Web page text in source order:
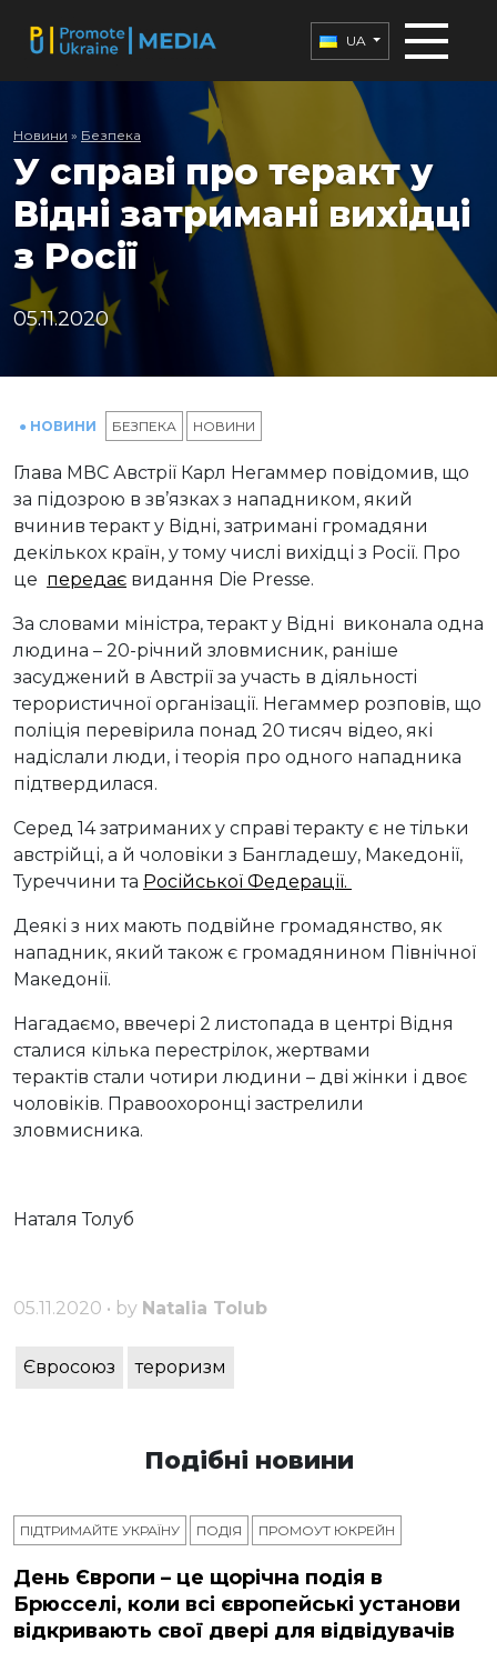
UA
Новини » Безпека
У справі про теракт у
Відні затримані вихідці
з Росії
05.11.2020
● НОВИНИ БЕЗПЕКА НОВИНИ
Глава МВС Австрії Карл Негаммер повідомив, що
за підозрою в зв’язках з нападником, який
вчинив теракт у Відні, затримані громадяни
декількох країн, у тому числі вихідці з Росії. Про
це передає видання Die Presse.
За словами міністра, теракт у Відні виконала одна
людина – 20-річний зловмисник, раніше
засуджений в Австрії за участь в діяльності
терористичної організації. Негаммер розповів, що
поліція перевірила понад 20 тисяч відео, які
надіслали люди, і теорія про одного нападника
підтвердилася.
Серед 14 затриманих у справі теракту є не тільки
австрійці, а й чоловіки з Бангладешу, Македонії,
Туреччини та Російської Федерації.
Деякі з них мають подвійне громадянство, як
нападник, який також є громадянином Північної
Македонії.
Нагадаємо, ввечері 2 листопада в центрі Відня
сталися кілька перестрілок, жертвами
терактів стали чотири людини – дві жінки і двоє
чоловіків. Правоохоронці застрелили
зловмисника.
Наталя Толуб
05.11.2020 • by Natalia Tolub
Євросоюз тероризм
Подібні новини
ПІДТРИМАЙТЕ УКРАЇНУ ПОДІЯ ПРОМОУТ ЮКРЕЙН
День Європи – це щорічна подія в
Брюсселі, коли всі європейські установи
відкривають свої двері для відвідувачів